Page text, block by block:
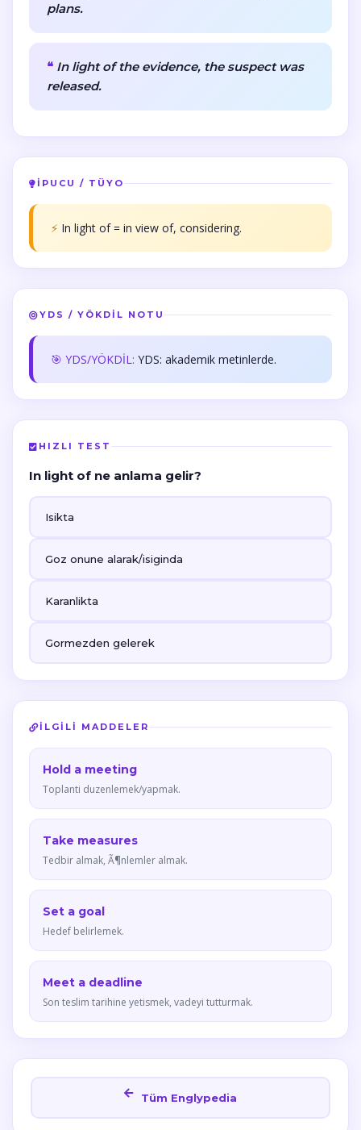
plans.
In light of the evidence, the suspect was
released.
İPUCU / TÜYO
⚡ In light of = in view of, considering.
YDS / YÖKDİL NOTU
🎯 YDS/YÖKDİL: YDS: akademik metinlerde.
HIZLI TEST
In light of ne anlama gelir?
Isikta
Goz onune alarak/isiginda
Karanlikta
Gormezden gelerek
İLGILI MADDELER
Hold a meeting
Toplanti duzenlemek/yapmak.
Take measures
Tedbir almak, Ã¶nlemler almak.
Set a goal
Hedef belirlemek.
Meet a deadline
Son teslim tarihine yetismek, vadeyi tutturmak.
Tüm Englypedia